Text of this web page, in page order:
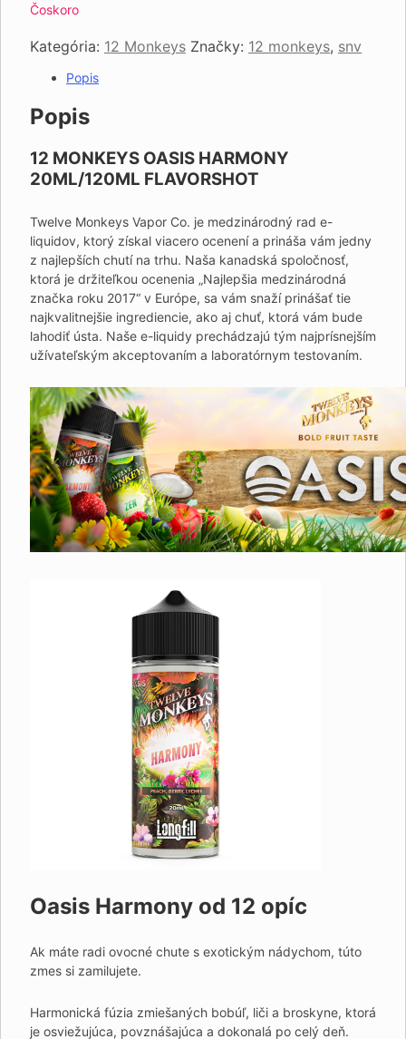
Čoskoro
Kategória: 12 Monkeys Značky: 12 monkeys, snv
Popis
Popis
12 MONKEYS OASIS HARMONY
20ML/120ML FLAVORSHOT
Twelve Monkeys Vapor Co. je medzinárodný rad e-
liquidov, ktorý získal viacero ocenení a prináša vám jedny
z najlepších chutí na trhu. Naša kanadská spoločnosť,
ktorá je držiteľkou ocenenia „Najlepšia medzinárodná
značka roku 2017“ v Európe, sa vám snaží prinášať tie
najkvalitnejšie ingrediencie, ako aj chuť, ktorá vám bude
lahodiť ústa. Naše e-liquidy prechádzajú tým najprísnejším
užívateľským akceptovaním a laboratórnym testovaním.
Oasis Harmony od 12 opíc
Ak máte radi ovocné chute s exotickým nádychom, túto
zmes si zamilujete.
Harmonická fúzia zmiešaných bobúľ, liči a broskyne, ktorá
je osviežujúca, povznášajúca a dokonalá po celý deň.